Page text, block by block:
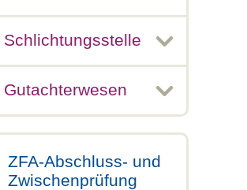
Schlichtungsstelle
Gutachterwesen
ZFA-Abschluss- und
Zwischenprüfung